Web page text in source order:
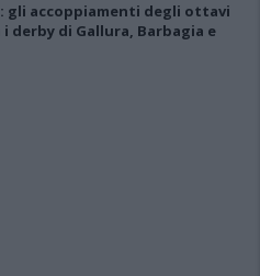
gli accoppiamenti degli ottavi
derby di Gallura, Barbagia e